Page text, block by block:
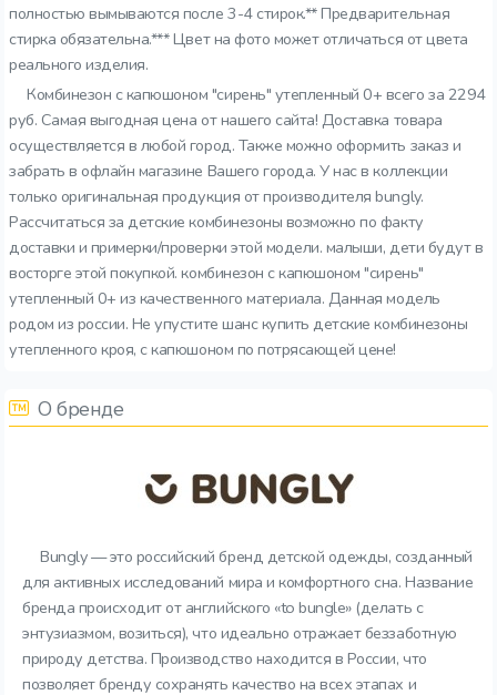
полностью вымываются после 3-4 стирок.** Предварительная
стирка обязательна.*** Цвет на фото может отличаться от цвета
реального изделия.
Комбинезон с капюшоном "сирень" утепленный 0+ всего за 2294
руб. Самая выгодная цена от нашего сайта! Доставка товара
осуществляется в любой город. Также можно оформить заказ и
забрать в офлайн магазине Вашего города. У нас в коллекции
только оригинальная продукция от производителя bungly.
Рассчитаться за детские комбинезоны возможно по факту
доставки и примерки/проверки этой модели. малыши, дети будут в
восторге этой покупкой. комбинезон с капюшоном "сирень"
утепленный 0+ из качественного материала. Данная модель
родом из россии. Не упустите шанс купить детские комбинезоны
утепленного кроя, с капюшоном по потрясающей цене!
О бренде
Bungly — это российский бренд детской одежды, созданный
для активных исследований мира и комфортного сна. Название
бренда происходит от английского «to bungle» (делать с
энтузиазмом, возиться), что идеально отражает беззаботную
природу детства. Производство находится в России, что
позволяет бренду сохранять качество на всех этапах и